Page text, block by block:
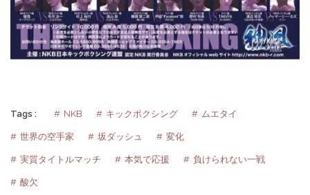
Tags : NKB キックボクシング ムエタイ
世界の空手家 坂ダッシュ 変化
実質タイトルマッチ 本気で応援 負けられない一戦
酸欠